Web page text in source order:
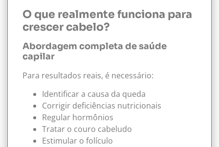
O que realmente funciona para
crescer cabelo?
Abordagem completa de saúde
capilar
Para resultados reais, é necessário:
Identificar a causa da queda
Corrigir deficiências nutricionais
Regular hormônios
Tratar o couro cabeludo
Estimular o folículo